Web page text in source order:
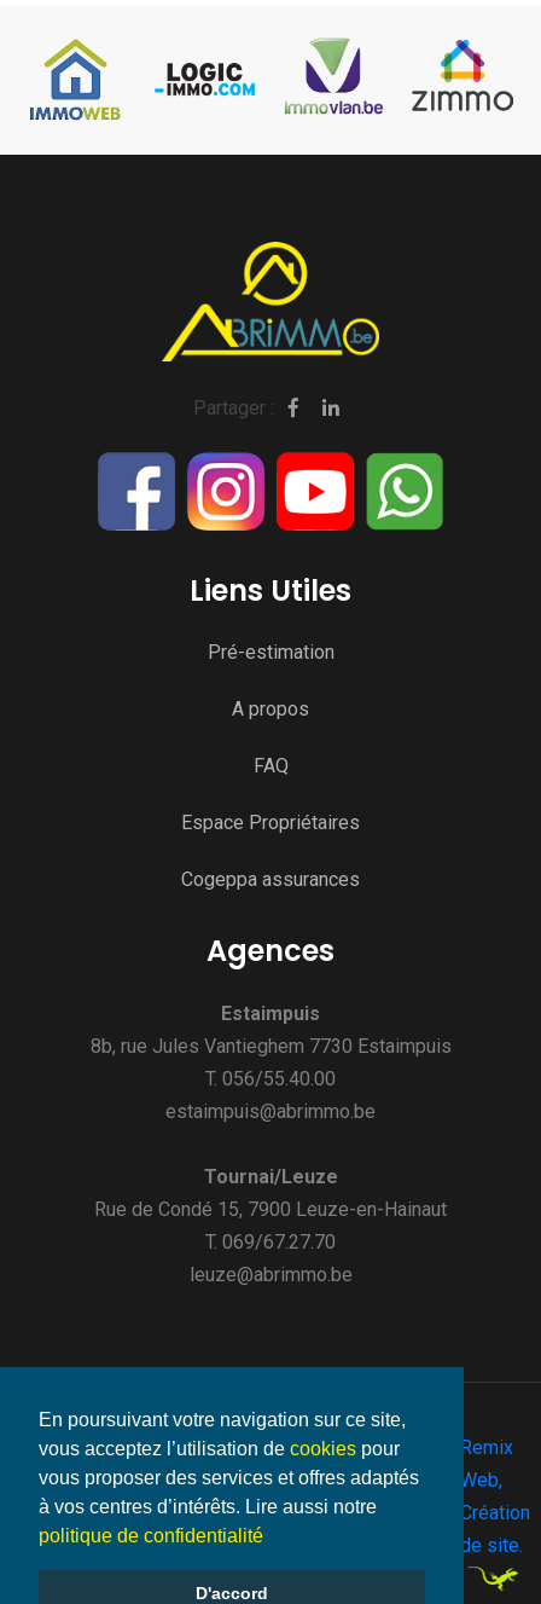
En poursuivant votre navigation sur ce site,
vous acceptez l’utilisation de cookies pour
vous proposer des services et offres adaptés
à vos centres d’intérêts. Lire aussi notre
politique de confidentialité
D'accord
Partager :
Liens Utiles
Pré-estimation
A propos
FAQ
Espace Propriétaires
Cogeppa assurances
Agences
Estaimpuis
8b, rue Jules Vantieghem 7730 Estaimpuis
T. 056/55.40.00
estaimpuis@abrimmo.be
Tournai/Leuze
Rue de Condé 15, 7900 Leuze-en-Hainaut
T. 069/67.27.70
leuze@abrimmo.be
©2026
Abrimmo.beMentions-
Vie
privée
-Cookies
Remix
Web,
Création
de site.